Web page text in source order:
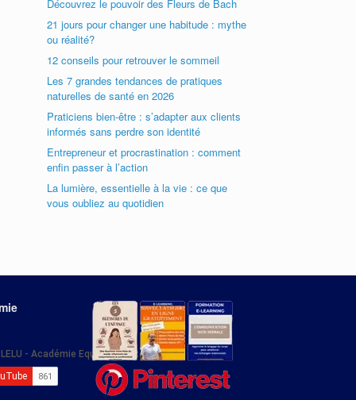
Découvrez le pouvoir des Fleurs de Bach
21 jours pour changer une habitude : mythe
ou réalité?
12 conseils pour retrouver le sommeil
Les 7 grandes tendances de pratiques
naturelles de santé en 2026
Praticiens bien-être : s’adapter aux clients
informés sans perdre son identité
Entrepreneur et procrastination : comment
enfin passer à l’action
La lumière, essentielle à la vie : ce que
vous oubliez au quotidien